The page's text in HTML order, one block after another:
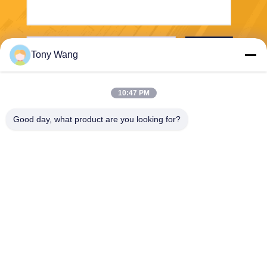
Tony Wang
10:47 PM
Good day, what product are you looking for?